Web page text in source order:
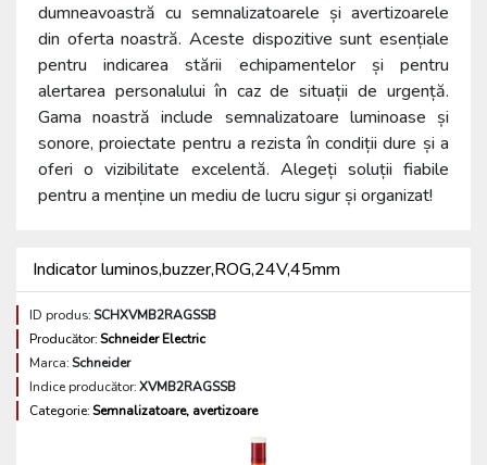
dumneavoastră cu semnalizatoarele și avertizoarele
din oferta noastră. Aceste dispozitive sunt esențiale
pentru indicarea stării echipamentelor și pentru
alertarea personalului în caz de situații de urgență.
Gama noastră include semnalizatoare luminoase și
sonore, proiectate pentru a rezista în condiții dure și a
oferi o vizibilitate excelentă. Alegeți soluții fiabile
pentru a menține un mediu de lucru sigur și organizat!
Indicator luminos,buzzer,ROG,24V,45mm
ID produs:SCHXVMB2RAGSSB
Producător:Schneider Electric
Marca:Schneider
Indice producător:XVMB2RAGSSB
Categorie:Semnalizatoare, avertizoare